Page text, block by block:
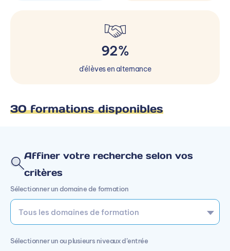
92%
d'élèves en alternance
30 formations disponibles
Affiner votre recherche selon vos
critères
Sélectionner un domaine de formation
Sélectionner un ou plusieurs niveaux d’entrée